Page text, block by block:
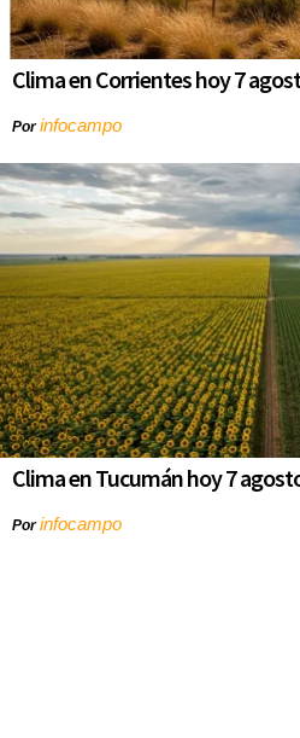
Clima en Corrientes hoy 7
Porinfocampo
Clima en Tucumán hoy 7
Porinfocampo